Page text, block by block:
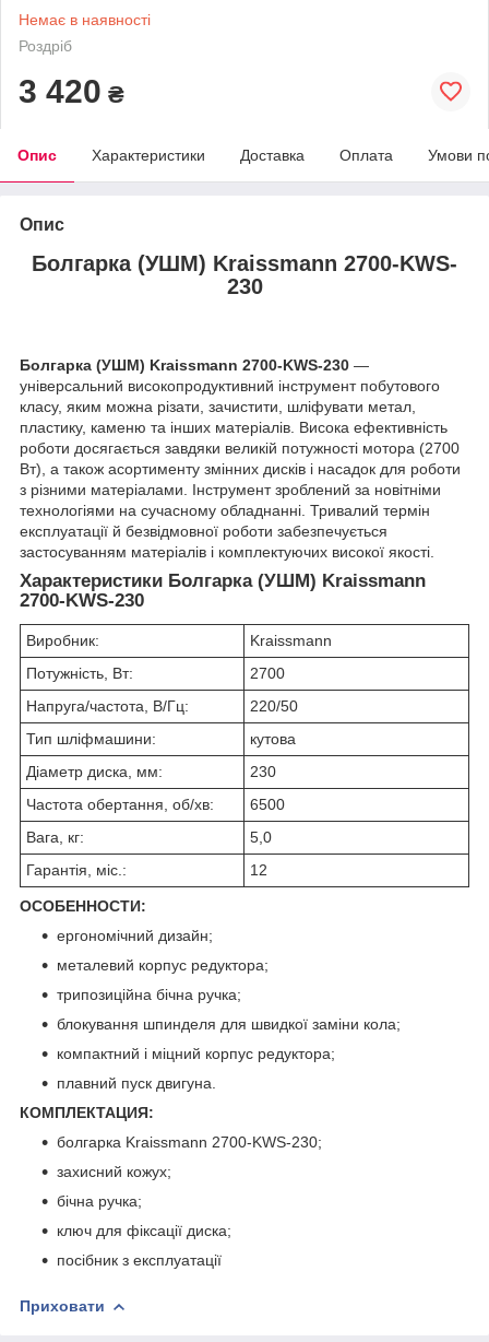
Немає в наявності
Роздріб
3 420 ₴
Опис Характеристики Доставка Оплата Умови
Опис
Болгарка (УШМ) Kraissmann 2700-KWS-
230
Болгарка (УШМ) Kraissmann 2700-KWS-230 —
універсальний високопродуктивний інструмент побутового
класу, яким можна різати, зачистити, шліфувати метал,
пластику, каменю та інших матеріалів. Висока ефективність
роботи досягається завдяки великій потужності мотора (2700
Вт), а також асортименту змінних дисків і насадок для роботи
з різними матеріалами. Інструмент зроблений за новітніми
технологіями на сучасному обладнанні. Тривалий термін
експлуатації й безвідмовної роботи забезпечується
застосуванням матеріалів і комплектуючих високої якості.
Характеристики Болгарка (УШМ) Kraissmann
2700-KWS-230
Виробник:
Kraissmann
Потужність, Вт:
2700
Напруга/частота, В/Гц:
220/50
Тип шліфмашини:
кутова
Діаметр диска, мм:
230
Частота обертання, об/хв:
6500
Вага, кг:
5,0
Гарантія, міс.:
12
ОСОБЕННОСТИ:
ергономічний дизайн;
металевий корпус редуктора;
трипозиційна бічна ручка;
блокування шпинделя для швидкої заміни кола;
компактний і міцний корпус редуктора;
плавний пуск двигуна.
КОМПЛЕКТАЦИЯ:
болгарка Kraissmann 2700-KWS-230;
захисний кожух;
бічна ручка;
ключ для фіксації диска;
посібник з експлуатації
Приховати